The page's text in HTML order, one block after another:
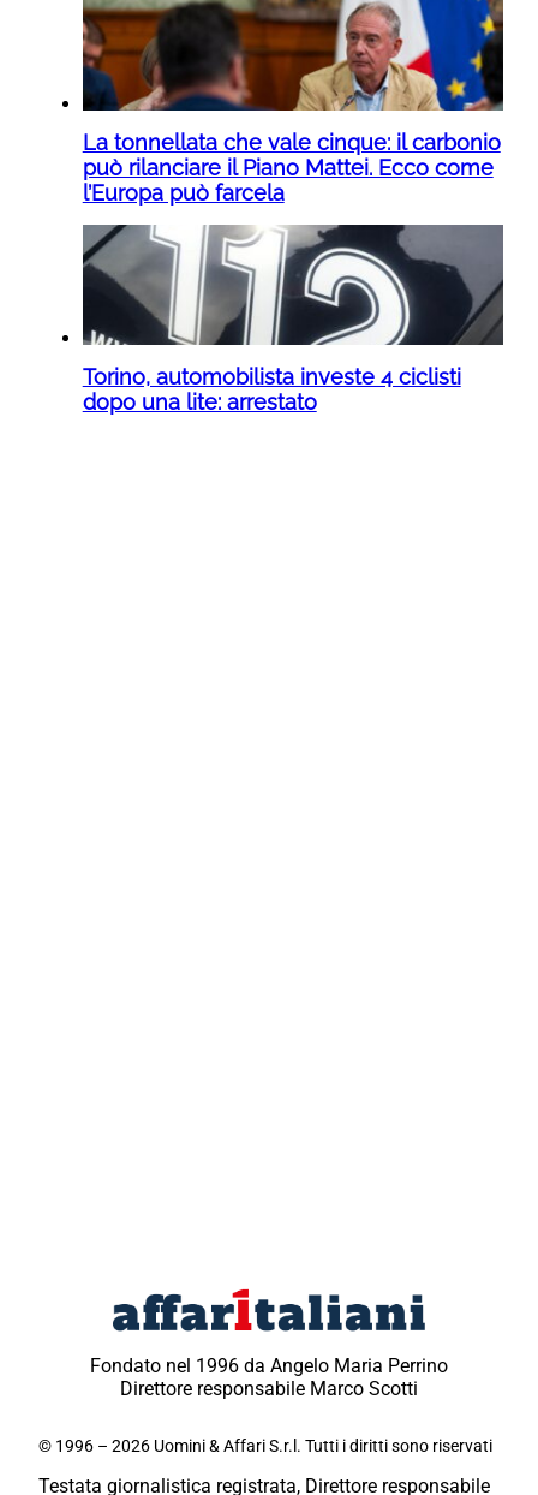
La tonnellata che vale cinque: il carbonio
può rilanciare il Piano Mattei. Ecco come
l’Europa può farcela
Torino, automobilista investe 4 ciclisti
dopo una lite: arrestato
Fondato nel 1996 da Angelo Maria Perrino
Direttore responsabile Marco Scotti
© 1996 – 2026 Uomini & Affari S.r.l. Tutti i diritti sono riservati
Testata giornalistica registrata, Direttore responsabile